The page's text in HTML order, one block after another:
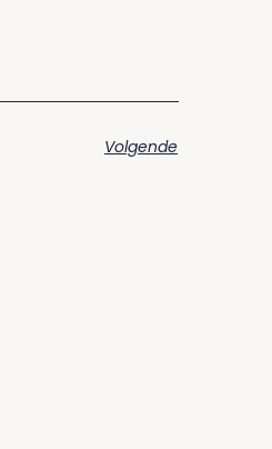
Volgende